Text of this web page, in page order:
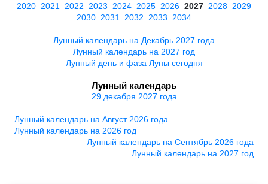
2020 2021 2022 2023 2024 2025 2026 2027 2028 2029
2030 2031 2032 2033 2034
Лунный календарь на Декабрь 2027 года
Лунный календарь на 2027 год
Лунный день и фаза Луны сегодня
Лунный календарь
29 декабря 2027 года
Лунный календарь на Август 2026 года
Лунный календарь на 2026 год
Лунный календарь на Сентябрь 2026 года
Лунный календарь на 2027 год